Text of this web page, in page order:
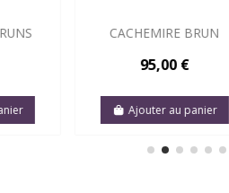
BLEU, CACHEMIRE BRUN
95,00 €
Voir